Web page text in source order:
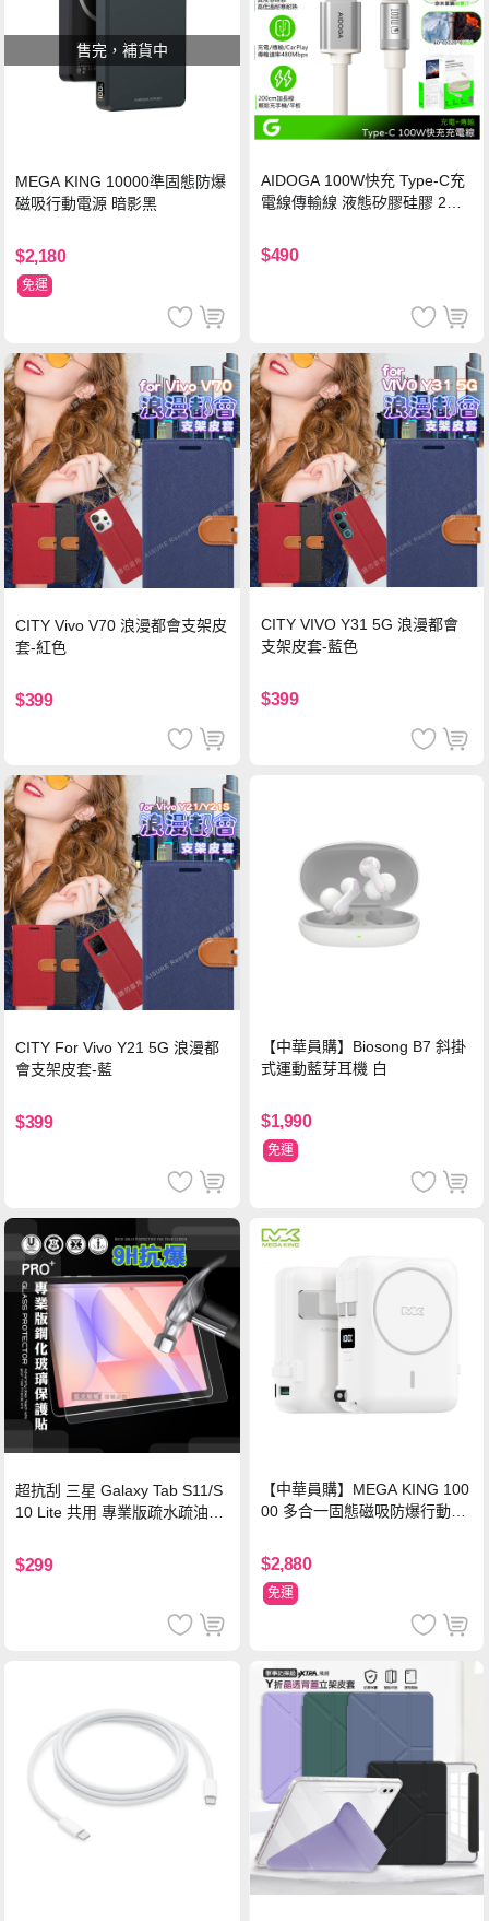
售完，補貨中
MEGA KING 10000準固態防爆
磁吸行動電源 暗影黑
$2,180
免運
AIDOGA 100W快充 Type-C充
電線傳輸線 液態矽膠硅膠 2M
$490
CITY Vivo V70 浪漫都會支架皮
套-紅色
$399
CITY VIVO Y31 5G 浪漫都會
支架皮套-藍色
$399
CITY For Vivo Y21 5G 浪漫都
會支架皮套-藍
$399
【中華員購】Biosong B7 斜掛
式運動藍芽耳機 白
$1,990
免運
超抗刮 三星 Galaxy Tab S11/S
10 Lite 共用 專業版疏水疏油9H
$299
【中華員購】MEGA KING 100
00 多合一固態磁吸防爆行動電
$2,880
免運